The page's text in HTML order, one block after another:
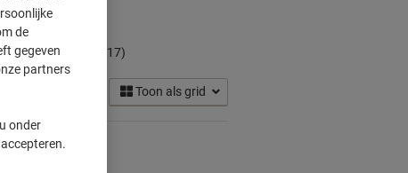
(17)
Toon als grid
de
gegeven
partners
onder